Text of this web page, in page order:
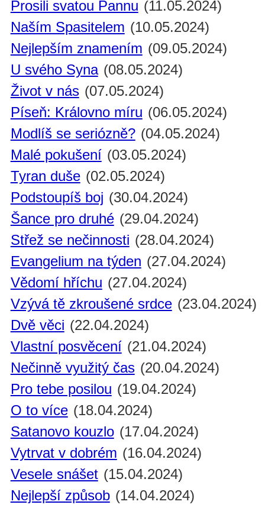
Prosili svatou Pannu (11.05.2024)
Naším Spasitelem (10.05.2024)
Nejlepším znamením (09.05.2024)
U svého Syna (08.05.2024)
Život v nás (07.05.2024)
Píseň: Královno míru (06.05.2024)
Modlíš se seriózně? (04.05.2024)
Malé pokušení (03.05.2024)
Tyran duše (02.05.2024)
Podstoupíš boj (30.04.2024)
Šance pro druhé (29.04.2024)
Střež se nečinnosti (28.04.2024)
Evangelium na týden (27.04.2024)
Vědomí hříchu (27.04.2024)
Vzývá tě zkroušené srdce (23.04.2024)
Dvě věci (22.04.2024)
Vlastní posvěcení (21.04.2024)
Nečinně využitý čas (20.04.2024)
Pro tebe posilou (19.04.2024)
O to více (18.04.2024)
Satanovo kouzlo (17.04.2024)
Vytrvat v dobrém (16.04.2024)
Vesele snášet (15.04.2024)
Nejlepší způsob (14.04.2024)